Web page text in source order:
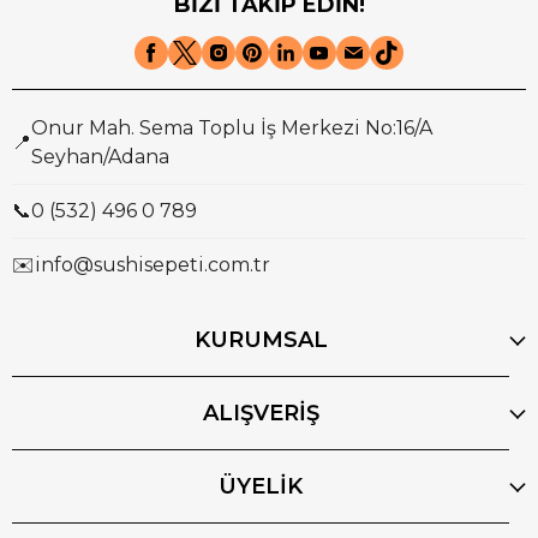
📍
Onur Mah. Sema Toplu İş Merkezi No:16/A
Seyhan/Adana
📞0 (532) 496 0 789
✉️info@sushisepeti.com.tr
KURUMSAL
ALIŞVERİŞ
ÜYELİK